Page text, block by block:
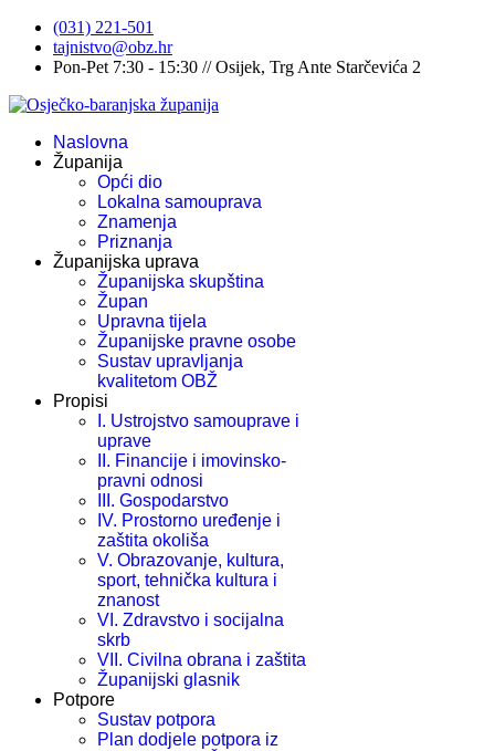
(031) 221-501
tajnistvo@obz.hr
Pon-Pet 7:30 - 15:30 // Osijek, Trg Ante Starčevića 2
Naslovna
Županija
Opći dio
Lokalna samouprava
Znamenja
Priznanja
Županijska uprava
Županijska skupština
Župan
Upravna tijela
Županijske pravne osobe
Sustav upravljanja
kvalitetom OBŽ
Propisi
I. Ustrojstvo samouprave i
uprave
II. Financije i imovinsko-
pravni odnosi
III. Gospodarstvo
IV. Prostorno uređenje i
zaštita okoliša
V. Obrazovanje, kultura,
sport, tehnička kultura i
znanost
VI. Zdravstvo i socijalna
skrb
VII. Civilna obrana i zaštita
Županijski glasnik
Potpore
Sustav potpora
Plan dodjele potpora iz